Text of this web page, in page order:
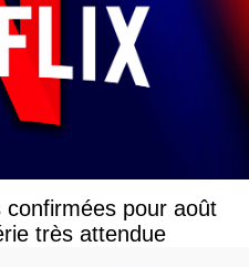
pour août
très attendue